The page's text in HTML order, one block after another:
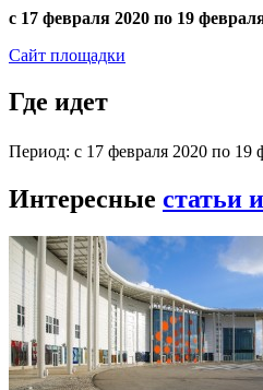
с 17 февраля 2020 по 19
Сайт площадки
Где идет
Период: с 17 февраля 2020 по 19
Интересные статьи